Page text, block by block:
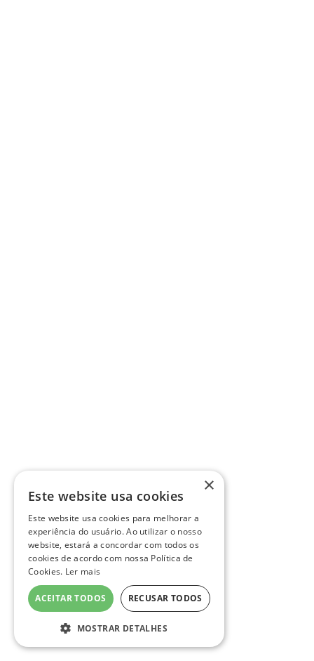
×
Este website usa cookies
Este website usa cookies para melhorar a
experiência do usuário. Ao utilizar o nosso
website, estará a concordar com todos os
cookies de acordo com nossa Política de
Cookies. Ler mais
ACEITAR TODOS RECUSAR TODOS
MOSTRAR DETALHES